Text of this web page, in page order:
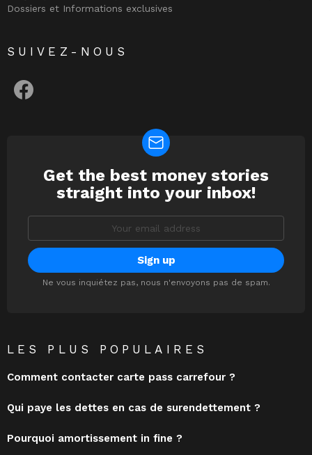
Dossiers et Informations exclusives
SUIVEZ-NOUS
NEWSLETTER
Get the best money stories
straight into your inbox!
Ne vous inquiétez pas, nous n'envoyons pas de spam.
LES PLUS POPULAIRES
Comment contacter carte pass carrefour ?
Qui paye les dettes en cas de surendettement ?
Pourquoi amortissement in fine ?